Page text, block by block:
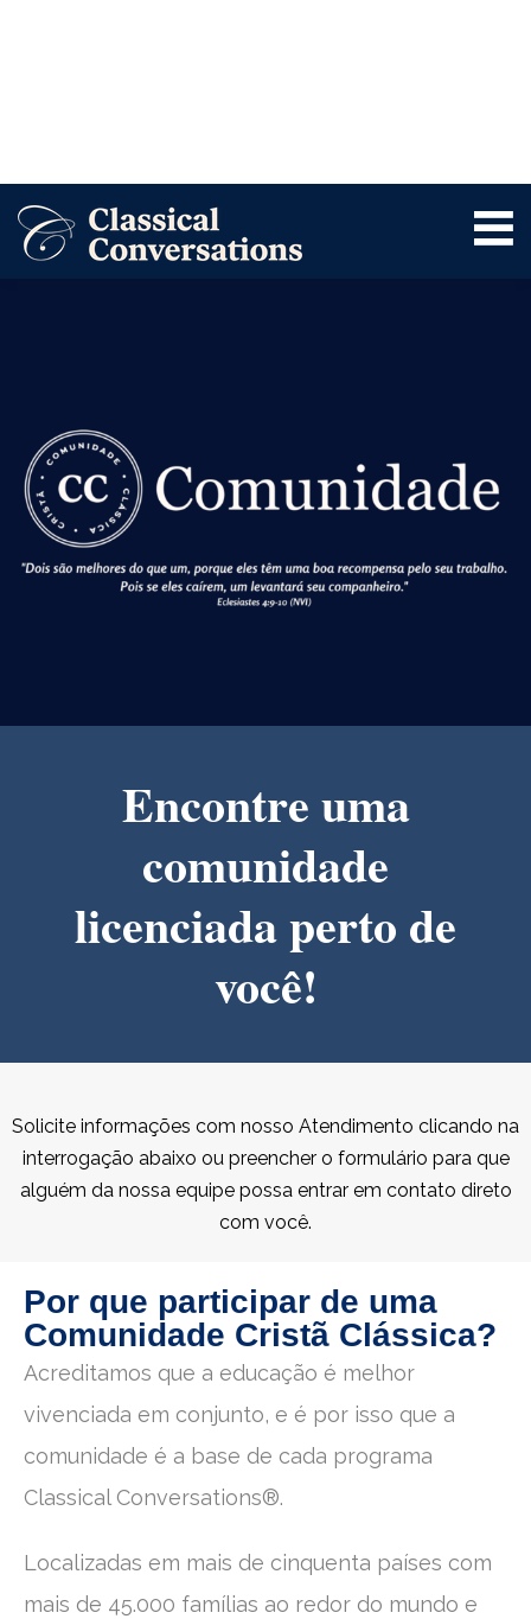
Encontre uma
comunidade
licenciada perto de
você!
Solicite informações com nosso Atendimento clicando na
interrogação abaixo ou preencher o formulário para que
alguém da nossa equipe possa entrar em contato direto
com você.
Por que participar de uma
Comunidade Cristã Clássica?
Acreditamos que a educação é melhor
vivenciada em conjunto, e é por isso que a
comunidade é a base de cada programa
Classical Conversations®.
Localizadas em mais de cinquenta países com
mais de 45.000 famílias ao redor do mundo e